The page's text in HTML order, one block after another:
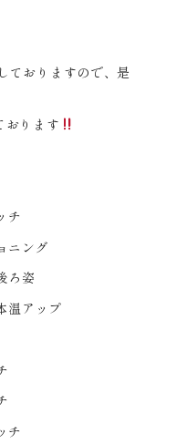
ておりますので、是
おります
チ
ニング
ろ姿
温アップ
チ